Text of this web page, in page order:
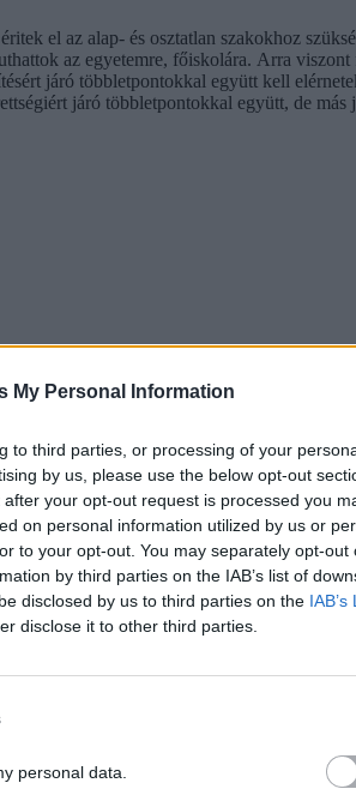
My Personal Information
to third parties, or processing of your
by us, please use the below opt-out
your opt-out request is processed you
on personal information utilized by us or
to your opt-out. You may separately opt-out
by third parties on the IAB’s list of
disclosed by us to third parties on the IAB’s
disclose it to other third parties.
personal data.
el az alap- és osztatlan szakokhoz
az egyetemre, főiskolára. Arra
járó többletpontokkal együtt kell
járó többletpontokkal együtt, de
és pótfelvételivel kapcsolatos